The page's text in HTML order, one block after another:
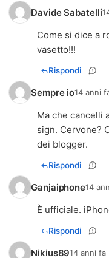
Davide Sabatelli
Come si dice a
vasetto!!!
Rispondi
Sempre io14 anni
Ma che cancelli
sign. Cervone?
dei blogger.
Rispondi
Ganjaiphone14
È ufficiale.
Rispondi
Nikius8914 anni fa